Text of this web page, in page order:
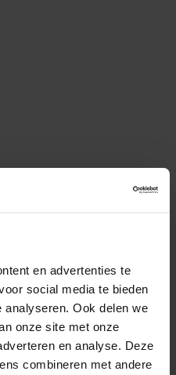
en advertenties te
social media te bieden
Ook delen we
onze site met onze
en analyse. Deze
combineren met andere